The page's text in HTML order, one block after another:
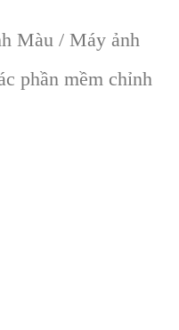
Màu / Máy ảnh
phần mềm chỉnh